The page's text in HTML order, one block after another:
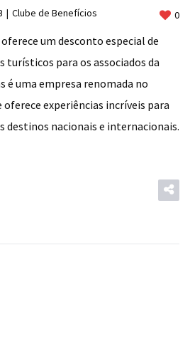
Clube de Benefícios 0
um desconto especial de
turísticos para os associados da
é uma empresa renomada no
experiências incríveis para
destinos nacionais e internacionais.